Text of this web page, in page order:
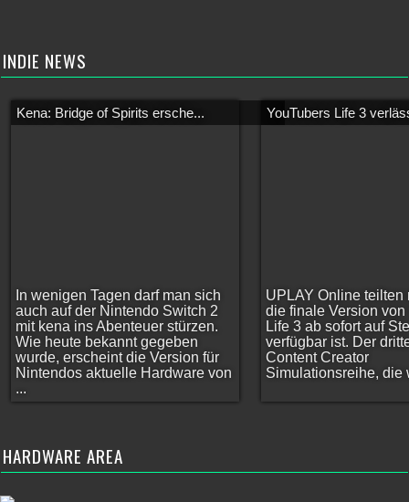
INDIE NEWS
Kena: Bridge of Spirits ersche...
In wenigen Tagen darf man sich
auch auf der Nintendo Switch 2
mit kena ins Abenteuer stürzen.
Wie heute bekannt gegeben
wurde, erscheint die Version für
Nintendos aktuelle Hardware von
...
YouTubers Life 3
UPLAY Online teilten
die finale Version von
Life 3 ab sofort auf
verfügbar ist. Der
Content Creator
Simulationsreihe, die
HARDWARE AREA